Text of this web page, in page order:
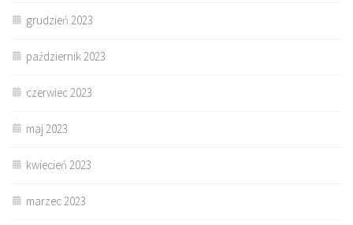
grudzień 2023
październik 2023
czerwiec 2023
maj 2023
kwiecień 2023
marzec 2023